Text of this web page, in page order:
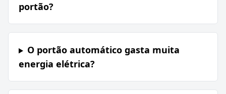
portão?
O portão automático gasta muita
energia elétrica?